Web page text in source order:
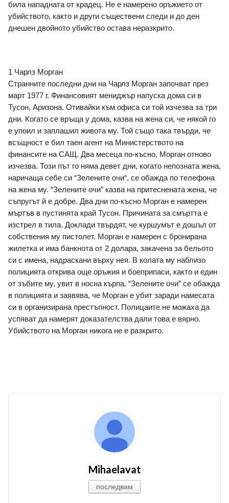
била нападната от крадец. Не е намерено оръжието от
убийството, както и други съществени следи и до ден
днешен двойното убийство остава неразкрито.
1 Чарлз Морган
Странните последни дни на Чарлз Морган започват през
март 1977 г. Финансовият мениджър напуска дома си в
Тусон, Аризона. Отивайки към офиса си той изчезва за три
дни. Когато се връща у дома, казва на жена си, че някой го
е упоил и заплашил живота му. Той също така твърди, че
всъщност е бил таен агент на Министерството на
финансите на САЩ. Два месеца по-късно, Морган отново
изчезва. Този път го няма девет дни, когато непозната жена,
наричаща себе си “Зелените очи“, се обажда по телефона
на жена му. “Зелените очи” казва на притеснената жена, че
съпругът й е добре. Два дни по-късно Морган е намерен
мъртъв в пустинята край Тусон. Причината за смъртта е
изстрел в тила. Доклади твърдят, че куршумът е дошъл от
собствения му пистолет. Морган е намерен с бронирана
жилетка и има банкнота от 2 долара, закачена за бельото
си с имена, надраскани върху нея. В колата му наблизо
полицията открива още оръжия и боеприпаси, както и един
от зъбите му, увит в носна кърпа. “Зелените очи” се обажда
в полицията и заявява, че Морган е убит заради намесата
си в организирана престъпност. Полицаите не можаха да
успяват да намерят доказателства дали това е вярно.
Убийството на Морган никога не е разкрито.
Mihaelavat
последвам